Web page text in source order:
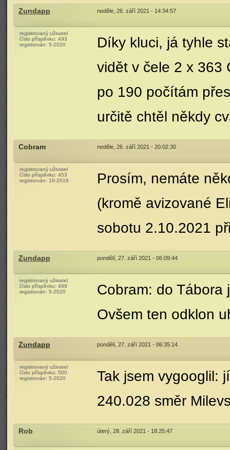
Zundapp neděle, 26. září 2021 - 14:34:57
registrovaný uživatel
číslo příspěvku: 493
registrován: 5-2020
Díky kluci, já tyhle
vidět v čele 2 x 363
po 190 počítám
určitě chtěl někdy
Cobram neděle, 26. září 2021 - 20:02:30
registrovaný uživatel
číslo příspěvku: 453
registrován: 10-2019
Prosím, nemáte
(kromě avizované
sobotu 2.10.2021
Zundapp pondělí, 27. září 2021 - 06:09:44
registrovaný uživatel
číslo příspěvku: 499
registrován: 5-2020
Cobram: do Tábora
Ovšem ten odklon
Zundapp pondělí, 27. září 2021 - 06:35:14
registrovaný uživatel
číslo příspěvku: 500
registrován: 5-2020
Tak jsem vygooglil:
240.028 směr
Rob úterý, 28. září 2021 - 18:25:47